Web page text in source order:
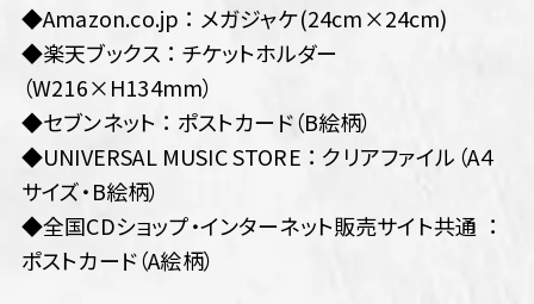
◆Amazon.co.jp ： メガジャケ(24cm×24cm)
◆楽天ブックス ： チケットホルダー
（W216×H134mm）
◆セブンネット ： ポストカード（B絵柄）
◆UNIVERSAL MUSIC STORE ： クリアファイル（A４
サイズ・B絵柄）
◆全国CDショップ・インターネット販売サイト共通 ：
ポストカード（A絵柄）